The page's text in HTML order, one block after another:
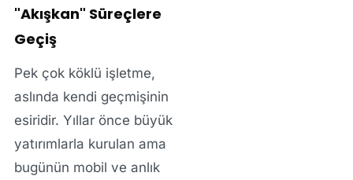
"Akışkan" Süreçlere
Geçiş
Pek çok köklü işletme,
aslında kendi geçmişinin
esiridir. Yıllar önce büyük
yatırımlarla kurulan ama
bugünün mobil ve anlık